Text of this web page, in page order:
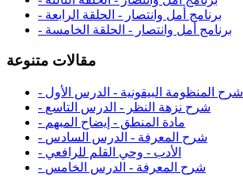
- برنامج أمل وانتصار - الحلقة الرابعة
- برنامج أمل وانتصار - الحلقة الخامسة
مقالات متنوعة
- شرح المنظومة البيقونية - الدرس الأول
- شرح نزهة النظر - الدرس التاسع
- مادة المنطق - إيضاح المبهم
- شرح المعرفة - الدرس السادس
- الأدب - وحي القلم للرافعي
- شرح المعرفة - الدرس الخامس